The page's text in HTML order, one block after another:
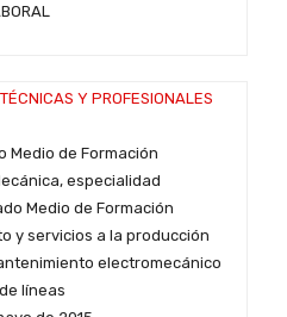
Y PROFESIONALES
Medio de Formación
especialidad
Medio de Formación
y servicios a la producción
electromecánico
líneas